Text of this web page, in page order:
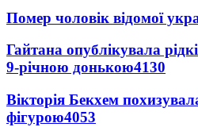
Помер чоловік відомої
Гайтана опублікувала
9-річною донькою4130
Вікторія Бекхем
фігурою4053